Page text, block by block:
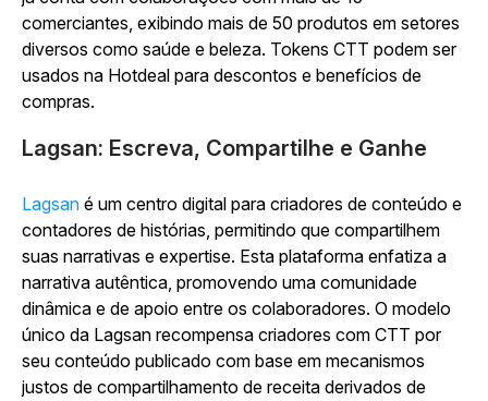
comerciantes, exibindo mais de 50 produtos em setores
diversos como saúde e beleza. Tokens CTT podem ser
usados na Hotdeal para descontos e benefícios de
compras.
Lagsan: Escreva, Compartilhe e Ganhe
Lagsan é um centro digital para criadores de conteúdo e
contadores de histórias, permitindo que compartilhem
suas narrativas e expertise. Esta plataforma enfatiza a
narrativa autêntica, promovendo uma comunidade
dinâmica e de apoio entre os colaboradores. O modelo
único da Lagsan recompensa criadores com CTT por
seu conteúdo publicado com base em mecanismos
justos de compartilhamento de receita derivados de